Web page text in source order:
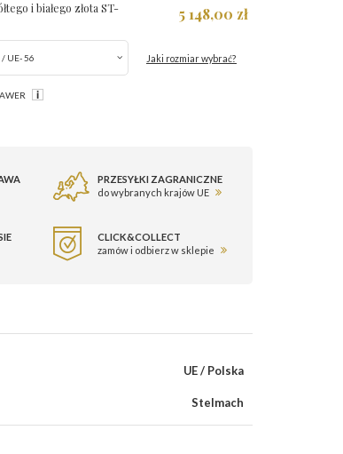
i białego złota ST-
5 148,00 zł
/ UE- 56 Jaki rozmiar wybrać?
PRZESYŁKI ZAGRANICZNE
do wybranych krajów UE
CLICK&COLLECT
zamów i odbierz w sklepie
UE / Polska
Stelmach